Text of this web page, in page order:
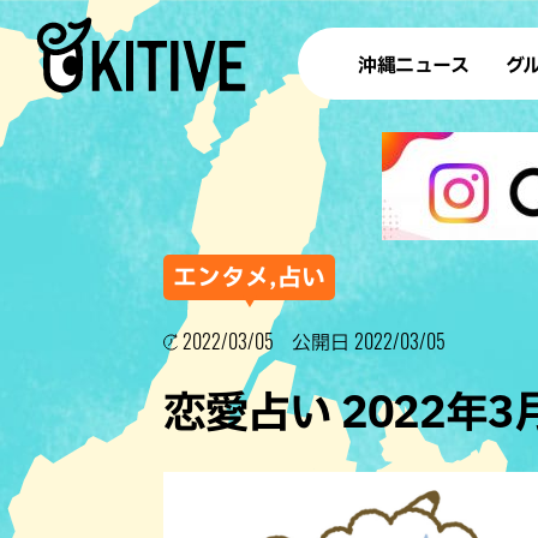
沖縄ニュース グ
ラ
テイ
すし
ステー
その他
エンタメ,占い
2022/03/05 公開日 2022/03/05
恋愛占い 2022年3